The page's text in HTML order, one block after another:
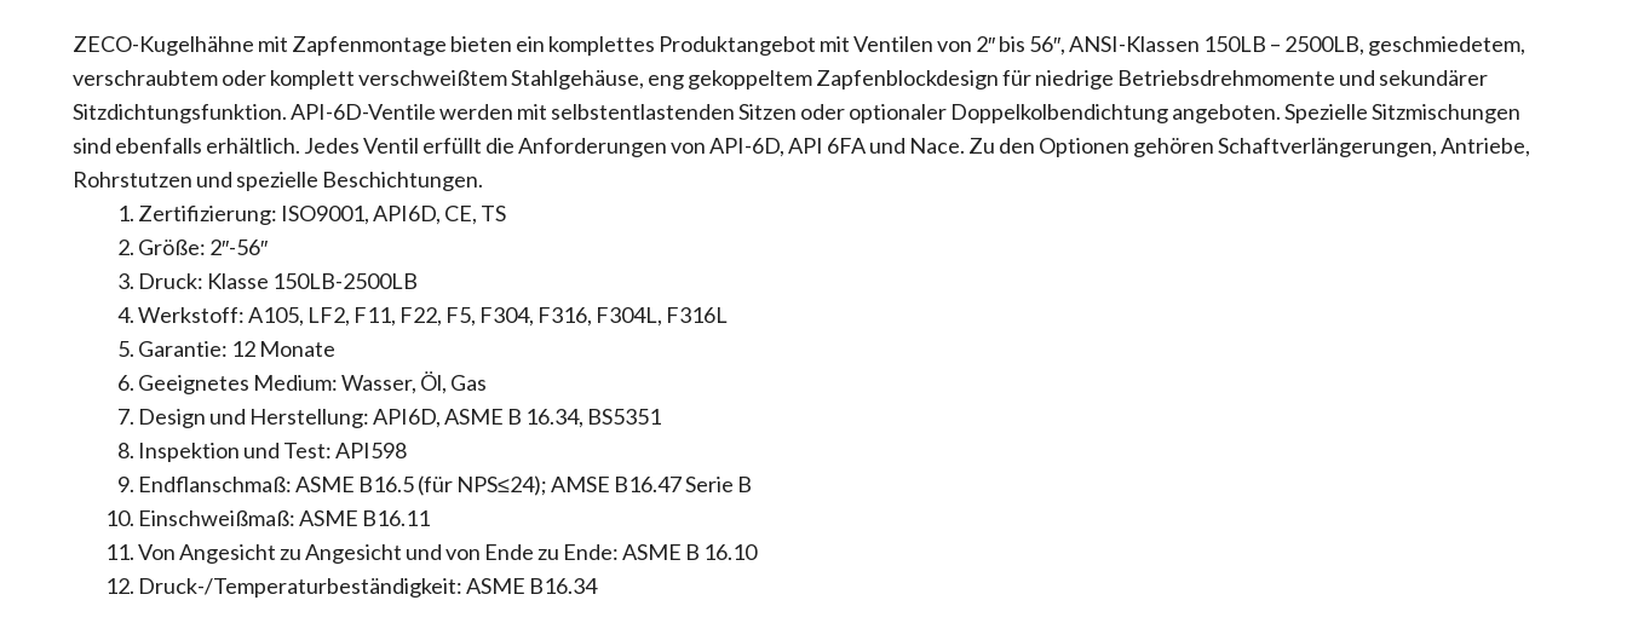
ZECO-Kugelhähne mit Zapfenmontage bieten ein komplettes Produktangebot mit Ventilen von 2″ bis 56″, ANSI-Klassen 150LB – 2500LB, geschmiedetem,
verschraubtem oder komplett verschweißtem Stahlgehäuse, eng gekoppeltem Zapfenblockdesign für niedrige Betriebsdrehmomente und sekundärer
Sitzdichtungsfunktion. API-6D-Ventile werden mit selbstentlastenden Sitzen oder optionaler Doppelkolbendichtung angeboten. Spezielle Sitzmischungen
sind ebenfalls erhältlich. Jedes Ventil erfüllt die Anforderungen von API-6D, API 6FA und Nace. Zu den Optionen gehören Schaftverlängerungen, Antriebe,
Rohrstutzen und spezielle Beschichtungen.
Zertifizierung: ISO9001, API6D, CE, TS
Größe: 2″-56″
Druck: Klasse 150LB-2500LB
Werkstoff: A105, LF2, F11, F22, F5, F304, F316, F304L, F316L
Garantie: 12 Monate
Geeignetes Medium: Wasser, Öl, Gas
Design und Herstellung: API6D, ASME B 16.34, BS5351
Inspektion und Test: API598
Endflanschmaß: ASME B16.5 (für NPS≤24); AMSE B16.47 Serie B
Einschweißmaß: ASME B16.11
Von Angesicht zu Angesicht und von Ende zu Ende: ASME B 16.10
Druck-/Temperaturbeständigkeit: ASME B16.34